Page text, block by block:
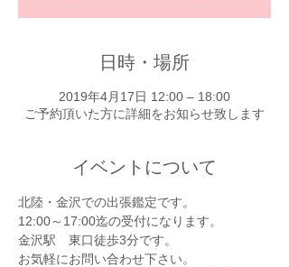
日時・場所
2019年4月17日 12:00 – 18:00
ご予約頂いた方に詳細をお知らせ致します
イベントについて
北陸・金沢での出張鑑定です。
12:00～17:00迄の受付になります。
金沢駅　東口徒歩3分です。
お気軽にお問い合わせ下さい。